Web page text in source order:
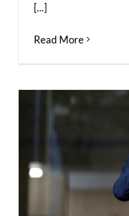
[...]
Read More